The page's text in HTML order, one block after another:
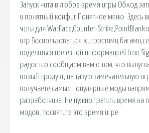
Запуск чита в любое время игры Обход
и понятный конфиг Понятное меню. Здесь
читы для WarFace,Counter-Strikе,PointBlank
игр.Воспользоваться
поделиться полезной информацией Iron
радостью сообщаем вам о том, что
новый продукт, на такую замечательную
получаете самые популярные моды
разработчика. Не нужно тратить время на
модов, посвятите это время игре.